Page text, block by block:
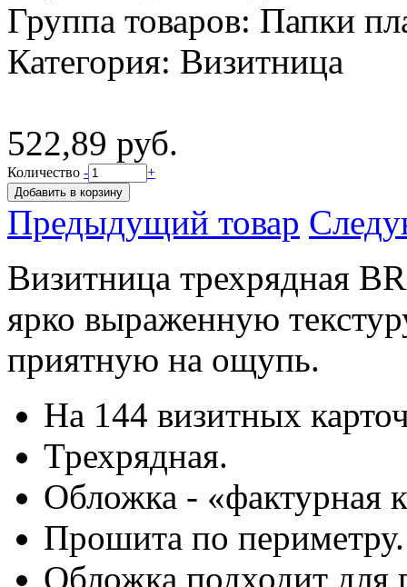
Группа товаров: Папки
Категория: Визитница
522,89 руб.
Количество - +
Предыдущий товар
Визитница трехрядная
ярко выраженную
приятную на ощупь.
На 144 визитных
Трехрядная.
Обложка - «фактурная
Прошита по периметру.
Обложка подходит для